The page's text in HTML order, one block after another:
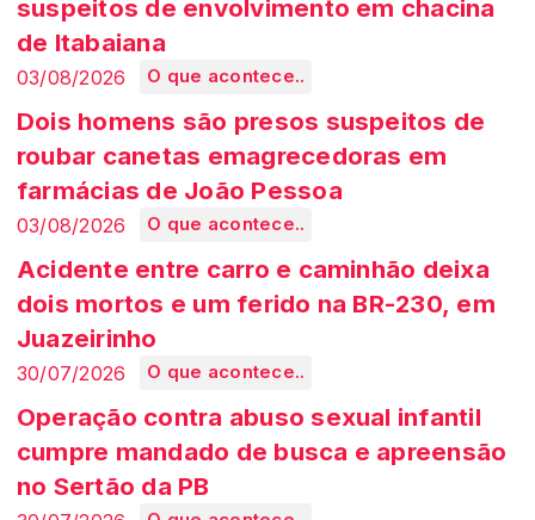
suspeitos de envolvimento em chacina
de Itabaiana
O que acontece..
03/08/2026
Dois homens são presos suspeitos de
roubar canetas emagrecedoras em
farmácias de João Pessoa
O que acontece..
03/08/2026
Acidente entre carro e caminhão deixa
dois mortos e um ferido na BR-230, em
Juazeirinho
O que acontece..
30/07/2026
Operação contra abuso sexual infantil
cumpre mandado de busca e apreensão
no Sertão da PB